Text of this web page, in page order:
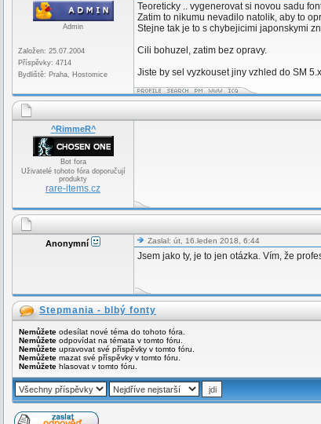
Admin
Založen: 25.07.2004
Příspěvky: 4714
Bydliště: Praha, Hostomice
Teoreticky .. vygenerovat si novou sadu
Zatim to nikumu nevadilo natolik, aby to
Stejne tak je to s chybejicimi japonskymi
Cili bohuzel, zatim bez opravy.
Jiste by sel vyzkouset jiny vzhled do SM
^RimmeR^
Bot fora
Uživatelé tohoto fóra doporučují
produkty
rare-items.cz
Anonymní Zaslal: út, 16.leden 2018, 6:44
Jsem jako ty, je to jen otázka. Vím, že
Stepmania - blbý fonty
Nemůžete odesílat nové téma do tohoto fóra.
Nemůžete odpovídat na témata v tomto fóru.
Nemůžete upravovat své příspěvky v tomto fóru.
Nemůžete mazat své příspěvky v tomto fóru.
Nemůžete hlasovat v tomto fóru.